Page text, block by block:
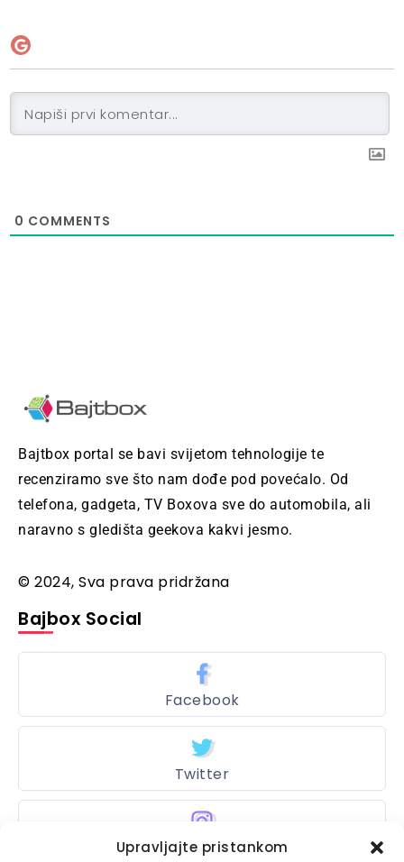
Upravljajte pristankom
0 COMMENTS
Bajtbox portal se bavi svijetom tehnologije te
recenziramo sve što nam dođe pod povećalo. Od
telefona, gadgeta, TV Boxova sve do automobila, ali
naravno s gledišta geekova kakvi jesmo.
© 2024, Sva prava pridržana
Bajbox Social
Facebook
Twitter
Instagram